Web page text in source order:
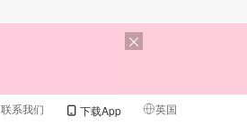
联系我们 下载App 英国